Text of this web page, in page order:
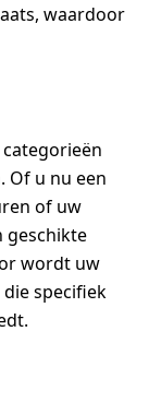
waardoor
Of u nu een
of uw
geschikte
wordt uw
specifiek